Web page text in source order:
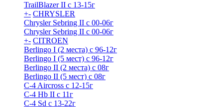
TrailBlazer II с 13-15г
+- CHRYSLER
Chrysler Sebring II с 00-06г
Chrysler Sebring II с 00-06г
+- CITROEN
Berlingo I (2 места) с 96-12г
Berlingo I (5 мест) с 96-12г
Berlingo II (2 места) с 08г
Berlingo II (5 мест) с 08г
C-4 Airсross с 12-15г
C-4 Hb II с 11г
C-4 Sd c 13-22г